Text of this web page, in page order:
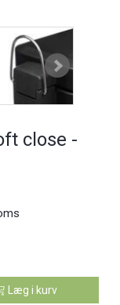
close -
Læg i kurv